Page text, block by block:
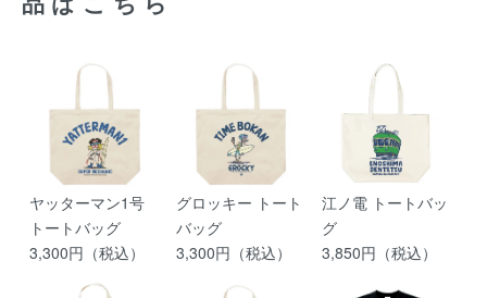
ヤッターマン1号
トートバッグ
3,300円（税込）
グロッキー トート
バッグ
3,300円（税込）
江ノ電 トートバッ
グ
3,850円（税込）